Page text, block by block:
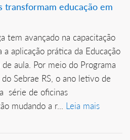
transformam educação em
tem avançado na capacitação
a aplicação prática da Educação
aula. Por meio do Programa
Sebrae RS, o ano letivo de
série de oficinas
mudando a r... Leia mais